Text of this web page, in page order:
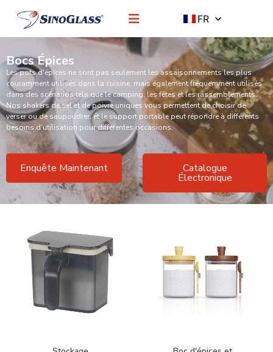
FR
Bocs Épices
Les pots d'épices ne sont pas seulement les assaisonnements les plus
couramment utilisés dans la cuisine, mais également fréquemment utilisés
dans des scénarios tels que le camping, les fêtes et les rassemblements.
Nos shakers de sel et de poivre uniques vous permettent de choisir de
verser ou de saupoudrer, et le support portable peut répondre à différents
besoins d'utilisation pour différentes occasions.
Enquête Maintenant Catalogue
Électronique